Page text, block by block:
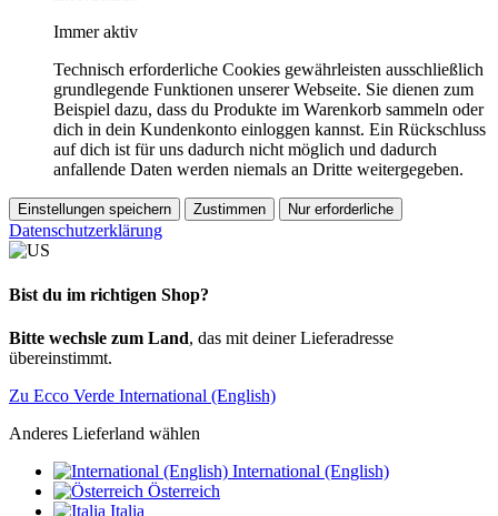
Immer aktiv
Technisch erforderliche Cookies gewährleisten ausschließlich
grundlegende Funktionen unserer Webseite. Sie dienen zum
Beispiel dazu, dass du Produkte im Warenkorb sammeln oder
dich in dein Kundenkonto einloggen kannst. Ein Rückschluss
auf dich ist für uns dadurch nicht möglich und dadurch
anfallende Daten werden niemals an Dritte weitergegeben.
Einstellungen speichern Zustimmen Nur erforderliche
Datenschutzerklärung
Bist du im richtigen Shop?
Bitte wechsle zum Land, das mit deiner Lieferadresse
übereinstimmt.
Zu Ecco Verde International (English)
Anderes Lieferland wählen
International (English)
Österreich
Italia